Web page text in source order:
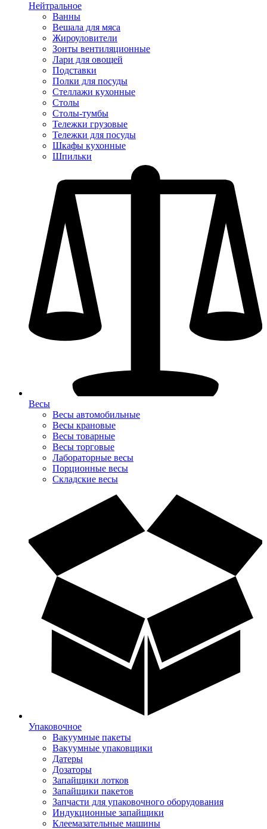
Нейтральное
Ванны
Вешала для мяса
Жироуловители
Зонты вентиляционные
Лари для овощей
Подставки
Полки для посуды
Стеллажи кухонные
Столы
Столы-тумбы
Тележки грузовые
Тележки для посуды
Шкафы кухонные
Шпильки
Весы
Весы автомобильные
Весы крановые
Весы товарные
Весы торговые
Лабораторные весы
Порционные весы
Складские весы
Упаковочное
Вакуумные пакеты
Вакуумные упаковщики
Датеры
Дозаторы
Запайщики лотков
Запайщики пакетов
Запчасти для упаковочного оборудования
Индукционные запайщики
Клеемазательные машины